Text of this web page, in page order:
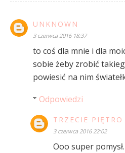
UNKNOWN
3 czerwca 2016 18:37
to coś dla mnie i dla
sobie żeby zrobić
powiesić na nim
Odpowiedzi
TRZECIE PIĘTRO
3 czerwca 2016 22:02
Ooo super